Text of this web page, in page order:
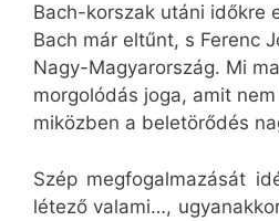
Bach-korszak utáni időkre
Bach már eltűnt, s Ferenc
Nagy-Magyarország. Mi
morgolódás joga, amit
miközben a beletörődés
Szép megfogalmazását
létező valami…,